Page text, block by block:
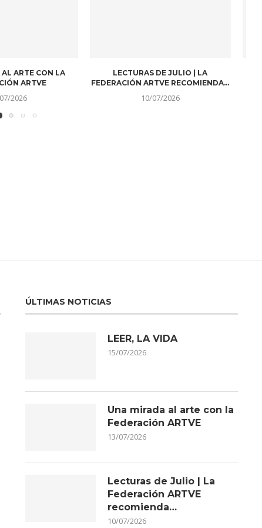
DE LOS AÑOS
07/2026
FALLECE EL PERIODISTA Y
PRESENTADOR DE ARAGÓNTV,
ÚLTIMAS NOTICIAS
LEER, LA VIDA
15/07/2026
Una mirada al arte con la
Federación ARTVE
13/07/2026
Lecturas de Julio | La
Federación ARTVE
recomienda…
10/07/2026